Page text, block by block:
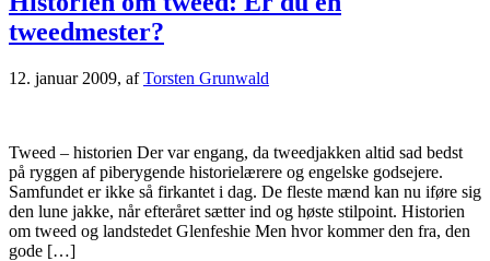
tweedmester?
12. januar 2009, afTorsten Grunwald
Tweed – historien Der var engang, da tweedjakken altid sad bedst
på ryggen af piberygende historielærere og engelske godsejere.
Samfundet er ikke så firkantet i dag. De fleste mænd kan nu iføre sig
den lune jakke, når efteråret sætter ind og høste stilpoint. Historien
om tweed og landstedet Glenfeshie Men hvor kommer den fra, den
gode […]